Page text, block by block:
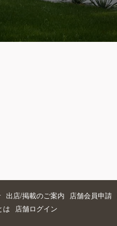
出店/掲載のご案内 店舗会員申請
は
店舗ログイン